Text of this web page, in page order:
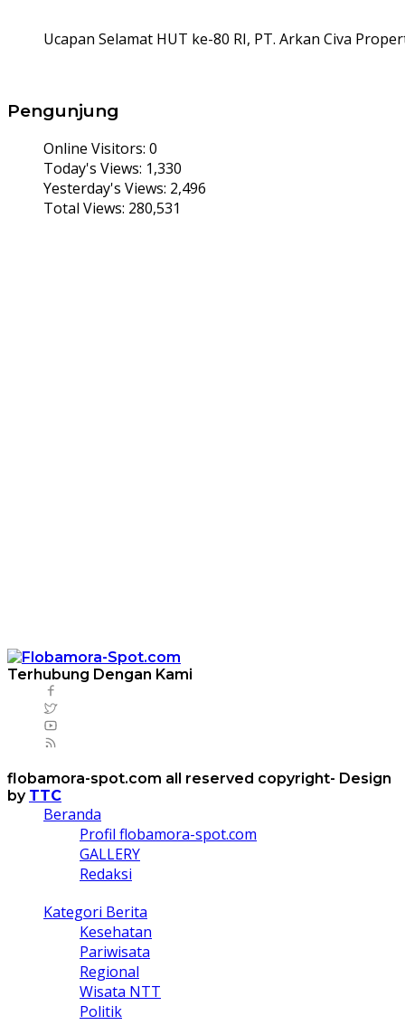
Ucapan Selamat HUT ke-80 RI, PT. Arkan Civa
Pengunjung
Online Visitors: 0
Today's Views: 1,330
Yesterday's Views: 2,496
Total Views: 280,531
Terhubung Dengan Kami
flobamora-spot.com all reserved copyright- Design
by TTC
Beranda
Profil flobamora-spot.com
GALLERY
Redaksi
Kategori Berita
Kesehatan
Pariwisata
Regional
Wisata NTT
Politik